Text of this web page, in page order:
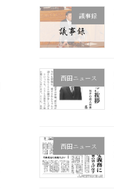
議事録
西田ニュース
西田ニュース